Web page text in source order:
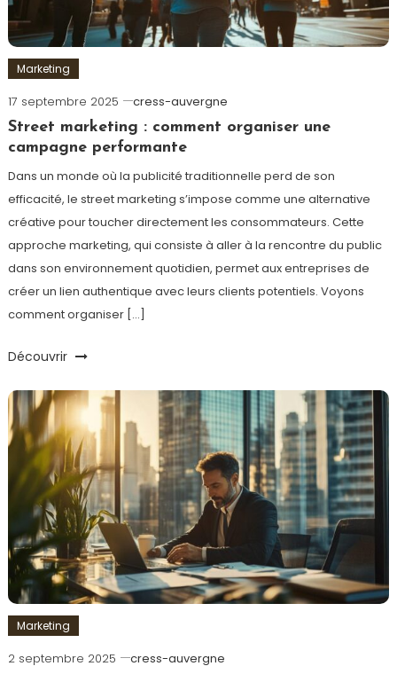
Marketing
17 septembre 2025
cress-auvergne
Street marketing : comment organiser une
campagne performante
Dans un monde où la publicité traditionnelle perd de son
efficacité, le street marketing s’impose comme une alternative
créative pour toucher directement les consommateurs. Cette
approche marketing, qui consiste à aller à la rencontre du public
dans son environnement quotidien, permet aux entreprises de
créer un lien authentique avec leurs clients potentiels. Voyons
comment organiser […]
Découvrir
Marketing
2 septembre 2025
cress-auvergne